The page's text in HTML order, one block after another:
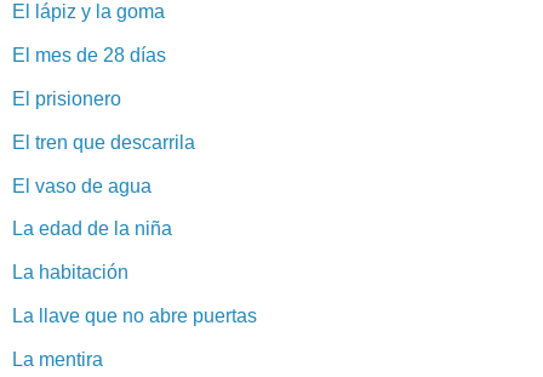
El lápiz y la goma
El mes de 28 días
El prisionero
El tren que descarrila
El vaso de agua
La edad de la niña
La habitación
La llave que no abre puertas
La mentira